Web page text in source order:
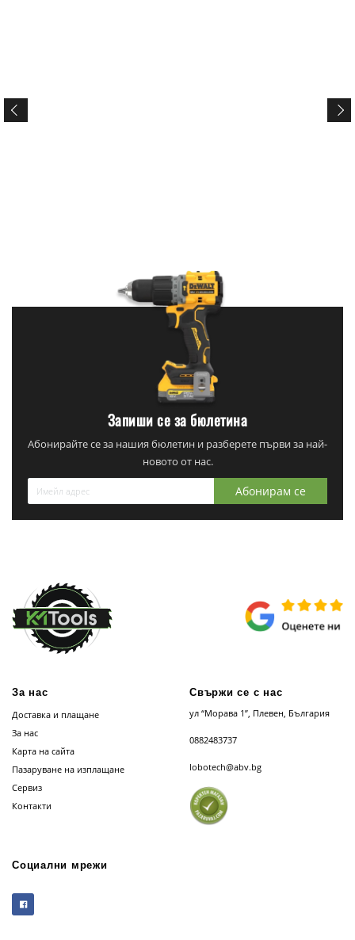
Запиши се за бюлетина
Абонирайте се за нашия бюлетин и разберете първи за най-
новото от нас.
Абонирам се
За нас
Доставка и плащане
За нас
Карта на сайта
Пазаруване на изплащане
Сервиз
Контакти
Свържи се с нас
ул “Морава 1”, Плевен, България
0882483737
lobotech@abv.bg
Социални мрежи